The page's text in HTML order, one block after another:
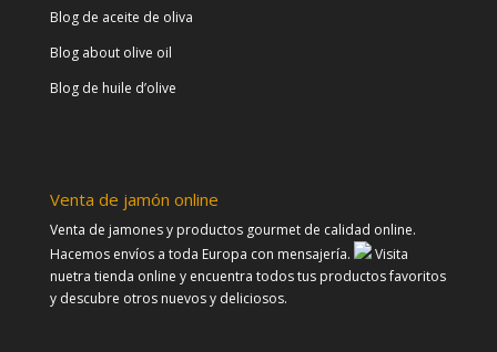
Blog de aceite de oliva
Blog about olive oil
Blog de huile d’olive
Venta de jamón online
Venta de jamones y productos gourmet de calidad online.
Hacemos envíos a toda Europa con mensajería.
Visita
nuetra tienda online y encuentra todos tus productos favoritos
y descubre otros nuevos y deliciosos.